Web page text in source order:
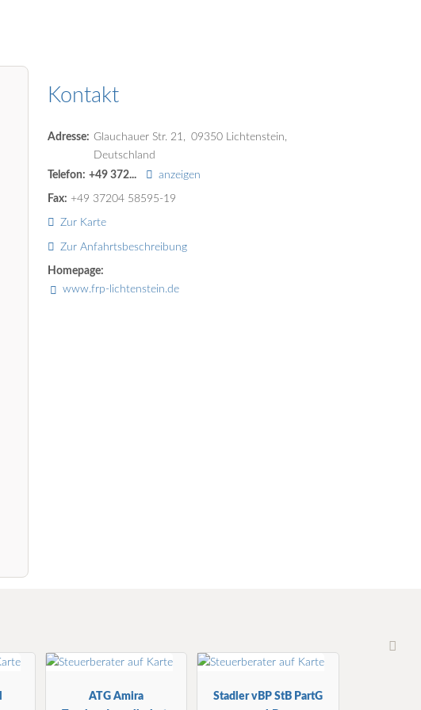
Kontakt
Adresse: Glauchauer Str. 21 09350 Lichtenstein
Deutschland
Telefon: +49 372... anzeigen
Fax: +49 37204 58595-19
Zur Karte
Zur Anfahrtsbeschreibung
Homepage:
www.frp-lichtenstein.de
ATG Amira
Stadler vBP StB PartG